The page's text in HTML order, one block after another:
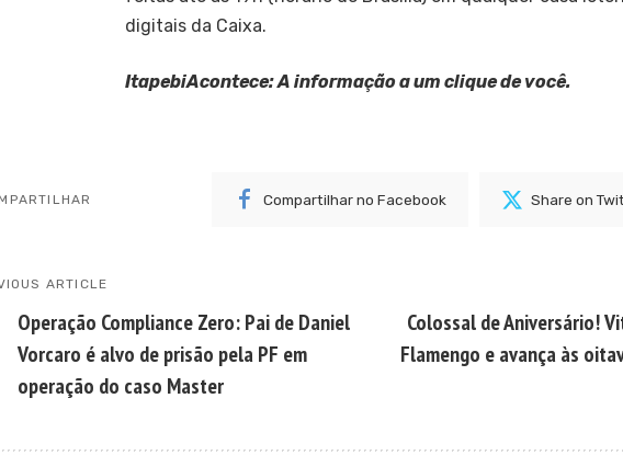
digitais da Caixa.
ItapebiAcontece: A informação a um clique de você.
Compartilhar no Facebook Share on
ARTICLE
Operação Compliance Zero: Pai de Daniel
Vorcaro é alvo de prisão pela PF em
operação do caso Master
Colossal de Aniversário!
Flamengo e avança às